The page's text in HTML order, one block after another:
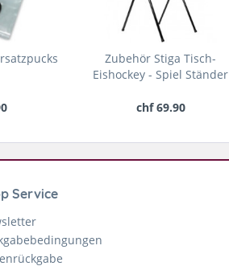
Zubehör Stiga Tisch-
Eishockey - Spiel Ständer
chf 69.90
Service